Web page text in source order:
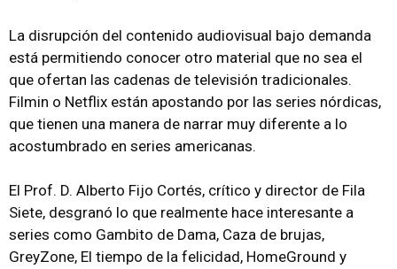
La disrupción del contenido audiovisual bajo demanda
está permitiendo conocer otro material que no sea el
que ofertan las cadenas de televisión tradicionales.
Filmin o Netflix están apostando por las series nórdicas,
que tienen una manera de narrar muy diferente a lo
acostumbrado en series americanas.
El Prof. D. Alberto Fijo Cortés, crítico y director de Fila
Siete, desgranó lo que realmente hace interesante a
series como Gambito de Dama, Caza de brujas,
GreyZone, El tiempo de la felicidad, HomeGround y